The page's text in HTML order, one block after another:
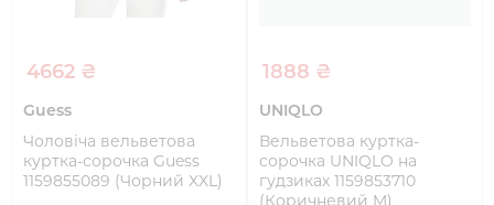
4662 ₴
Guess
Чоловіча вельветова
куртка-сорочка Guess
1159855089 (Чорний XXL)
1888 ₴
UNIQLO
Вельветова куртка-
сорочка UNIQLO на
гудзиках 1159853710
(Коричневий M)